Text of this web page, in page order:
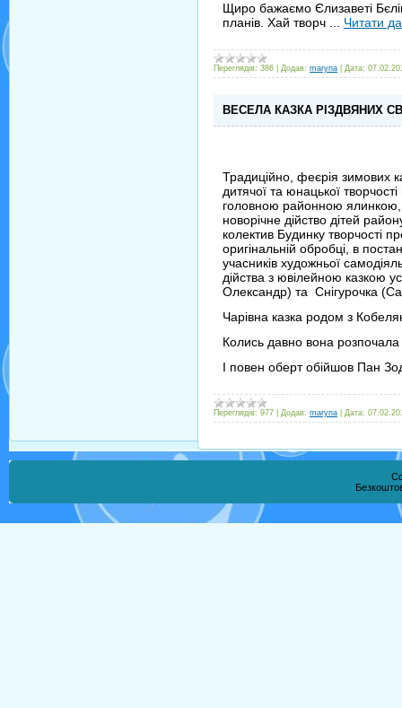
Щиро бажаємо Єлизаветі
планів. Хай творч
Читати
Переглядів: 386 Додав: maryna Дата:
ВЕСЕЛА КАЗКА РІЗДВЯНИХ
Традиційно, феєрія зимових
дитячої та юнацької
головною районною
новорічне дійство дітей
колектив Будинку творчості
оригінальній обробці, в
учасників художньої
дійства з ювілейною казкою
Олександр) та Снігурочка
Чарівна казка родом з
Колись давно вона розпочала
І повен оберт обійшов Пан
Переглядів: 977 Додав: maryna Дата: